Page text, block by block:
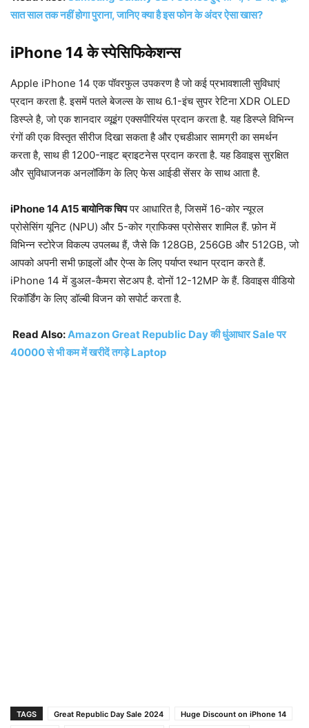
सात साल तक नहीं होगा पुराना, जानिए क्या है इस फोन के अंदर ऐसा खास?
iPhone 14 के स्पेसिफिकेशन्स
Apple iPhone 14 एक पॉवरफुल उपकरण है जो कई प्रभावशाली सुविधाएं
प्रदान करता है. इसमें पतले बेजल्स के साथ 6.1-इंच सुपर रेटिना XDR OLED
डिस्प्ले है, जो एक शानदार व्यूइंग एक्सपीरियंस प्रदान करता है. यह डिस्प्ले विभिन्न
रंगों की एक विस्तृत सीरीज दिखा सकता है और एचडीआर सामग्री का समर्थन
करता है, साथ ही 1200-नाइट ब्राइटनेस प्रदान करता है. यह डिवाइस सुरक्षित
और सुविधाजनक अनलॉकिंग के लिए फेस आईडी सेंसर के साथ आता है.
iPhone 14 A15 बायोनिक चिपपर आधारित है, जिसमें 16-कोर न्यूरल
प्रोसेसिंग यूनिट (NPU) और 5-कोर ग्राफिक्स प्रोसेसर शामिल हैं. फ़ोन में
विभिन्न स्टोरेज विकल्प उपलब्ध हैं, जैसे कि 128GB, 256GB और 512GB, जो
आपको अपनी सभी फ़ाइलों और ऐप्स के लिए पर्याप्त स्थान प्रदान करते हैं.
iPhone 14 में डुअल-कैमरा सेटअप है. दोनों 12-12MP के हैं. डिवाइस वीडियो
रिकॉर्डिंग के लिए डॉल्बी विजन को सपोर्ट करता है.
Read Also:Amazon Great Republic Day की धुंआधार Sale पर
40000 से भी कम में खरीदें तगड़े Laptop
TAGS Great Republic Day Sale 2024
Huge Discount on iPhone 14